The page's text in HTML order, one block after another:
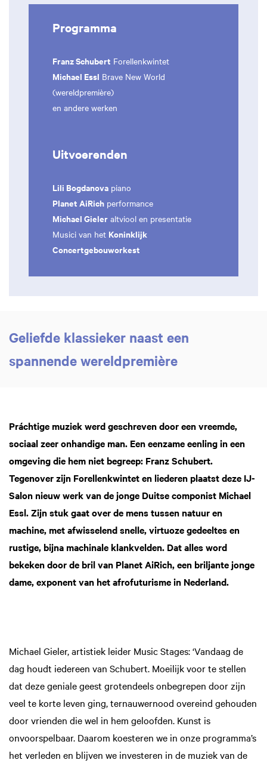
Programma
Franz Schubert Forellenkwintet
Michael Essl Brave New World
(wereldpremière)
en andere werken
Uitvoerenden
Lili Bogdanova piano
Planet AiRich performance
Michael Gieler altviool en presentatie
Musici van het Koninklijk
Concertgebouworkest
Geliefde klassieker naast een
spannende wereldpremière
Práchtige muziek werd geschreven door een vreemde,
sociaal zeer onhandige man. Een eenzame eenling in een
omgeving die hem niet begreep: Franz Schubert.
Tegenover zijn Forellenkwintet en liederen plaatst deze IJ-
Salon nieuw werk van de jonge Duitse componist Michael
Essl. Zijn stuk gaat over de mens tussen natuur en
machine, met afwisselend snelle, virtuoze gedeeltes en
rustige, bijna machinale klankvelden. Dat alles word
bekeken door de bril van Planet AiRich, een briljante jonge
dame, exponent van het afrofuturisme in Nederland.
Michael Gieler, artistiek leider Music Stages: ‘Vandaag de
dag houdt iedereen van Schubert. Moeilijk voor te stellen
dat deze geniale geest grotendeels onbegrepen door zijn
veel te korte leven ging, ternauwernood overeind gehouden
door vrienden die wel in hem geloofden. Kunst is
onvoorspelbaar. Daarom koesteren we in onze programma’s
het verleden en blijven we investeren in de muziek van de
Inzoomen